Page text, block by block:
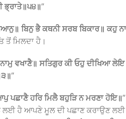
ਭ੍ਰਾਤੇ॥੫੪॥”
ਬਿਨੁ ਭੈ ਕਥਨੀ ਸਰਬ ਬਿਕਾਰ॥ ਕਹੁ
ਤੋਂ ਮਿਲਦਾ ਹੈ।
ਨਾਮੁ ਵਖਾਣੈ॥ ਸਤਿਗੁਰ ਕੀ ਓਹੁ ਦੀਖਿਆ
”
ਪਛਾਣੈ ਹਰਿ ਮਿਲੈ ਬਹੁੜਿ ਨ ਮਰਣਾ ਹੋਇ॥
ਹੈ ਆਪਣੇ ਮੂਲ ਦੀ ਪਛਾਣ ਕਰਾਉਣ ਲਈ